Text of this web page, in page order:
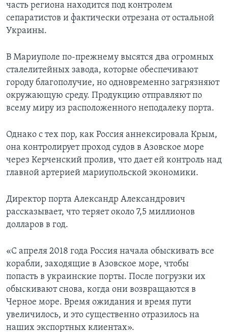
часть региона находится под контролем
сепаратистов и фактически отрезана от остальной
Украины.
В Мариуполе по-прежнему высятся два огромных
сталелитейных завода, которые обеспечивают
городу благополучие, но одновременно загрязняют
окружающую среду. Продукцию отправляют по
всему миру из расположенного неподалеку порта.
Однако с тех пор, как Россия аннексировала Крым,
она контролирует проход судов в Азовское море
через Керченский пролив, что дает ей контроль над
главной артерией мариупольской экономики.
Директор порта Александр Александрович
рассказывает, что теряет около 7,5 миллионов
долларов в год.
«С апреля 2018 года Россия начала обыскивать все
корабли, заходящие в Азовское море, чтобы
попасть в украинские порты. После погрузки их
обыскивают снова, когда они возвращаются в
Черное море. Время ожидания и время пути
увеличилось, и это существенно отразилось на
наших экспортных клиентах».